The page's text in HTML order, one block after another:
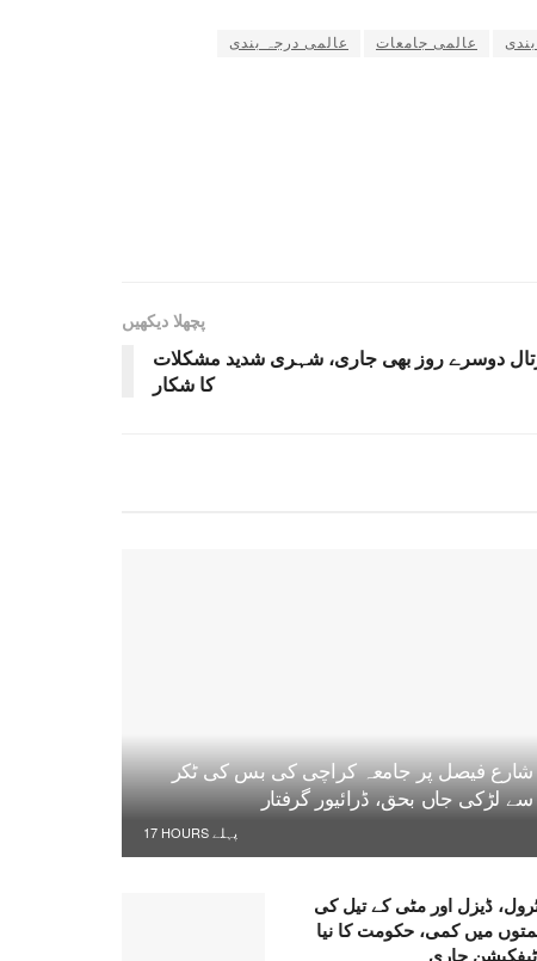
عالمی جامعات
عالمی درجہ بندی
پچھلا دیکھیں
دوسرے روز بھی جاری، شہری شدید مشکلات
کا شکار
شارع فیصل پر جامعہ کراچی کی بس کی ٹکر
سے لڑکی جاں بحق، ڈرائیور گرفتار
17 HOURS پہلے
ڈیزل اور مٹی کے تیل کی
میں کمی، حکومت کا نیا
جاری